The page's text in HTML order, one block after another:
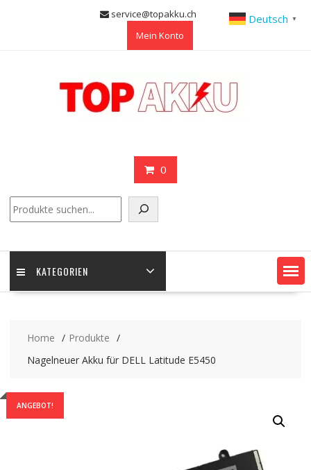
service@topakku.ch
Mein Konto
0
KATEGORIEN
Home
Produkte
Nagelneuer Akku für DELL Latitude E5450
ANGEBOT!
Deutsch ▼